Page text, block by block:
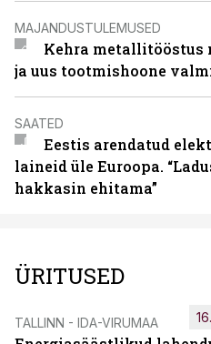
MAJANDUSTULEMUSED
Kehra metallitööstus
ja uus tootmishoone
SAATED
Eestis arendatud
laineid üle Euroopa.
hakkasin ehitama”
ÜRITUSED
TALLINN - IDA-VIRUMAA